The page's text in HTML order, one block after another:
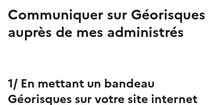
Communiquer sur Géorisques
auprès de mes administrés
1/ En mettant un bandeau
Géorisques sur votre site internet